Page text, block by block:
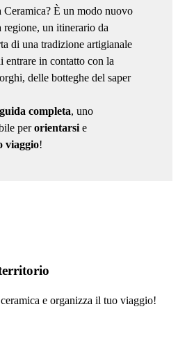
Ceramica? È un modo nuovo
regione, un itinerario da
di una tradizione artigianale
entrare in contatto con la
delle botteghe del saper
guida completa, uno
perorientarsie
viaggio!
e organizza il tuo viaggio!